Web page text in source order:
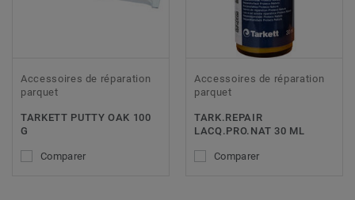
Accessoires de réparation
parquet
TARKETT PUTTY OAK 100
G
Comparer
Accessoires de réparation
parquet
TARK.REPAIR
LACQ.PRO.NAT 30 ML
Comparer